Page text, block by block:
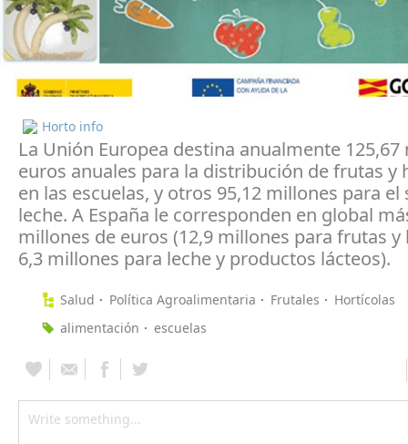
Horto info
La Unión Europea destina anualmente
euros anuales para la distribución de frutas y
en las escuelas, y otros 95,12 millones para
leche. A España le corresponden en global
millones de euros (12,9 millones para frutas y
6,3 millones para leche y productos lácteos).
Salud Política Agroalimentaria Frutales
Hortícolas
alimentación
escuelas